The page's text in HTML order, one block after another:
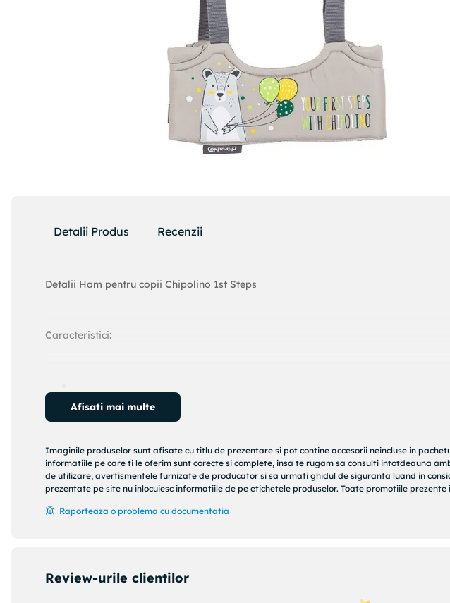
Detalii Produs Recenzii
Detalii Ham pentru copii Chipolino 1st Steps
Caracteristici:
Potrivit pentru bebelusii cu o greutate de pana la 13 kg, cu varsta cuprinsa
Latimea este ajustabila cu o catarama, de la 53 pana la 60 cm
Centura de mana pentru parinti este ajustabila
Fabricat 100% din materiale sigure
Greutate neta: 0,20 kg
Afisati mai multe
Imaginile produselor sunt afisate cu titlu de prezentare si pot contine accesorii neincluse in
informatiile pe care ti le oferim sunt corecte si complete, insa te rugam sa consulti intotdeauna
de utilizare, avertismentele furnizate de producator si sa urmati ghidul de siguranta luand in
prezentate pe site nu inlocuiesc informatiile de pe etichetele produselor. Toate promotiile
Raporteaza o problema cu documentatia
Review-urile clientilor